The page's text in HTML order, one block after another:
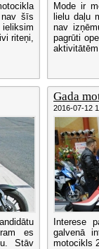
šīs
riteņi,
Mode ir
lielu daļu
nav
pagrūti
es
Stāv
Gada
2016-07-12
Interese
galvenā
motocikls